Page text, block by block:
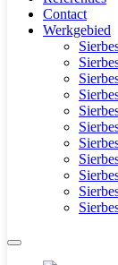
Contact
Werkgebied